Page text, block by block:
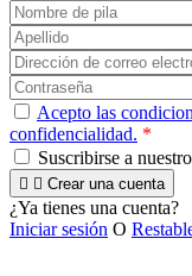
Acepto las
confidencialidad. *
Suscribirse a
  Crear una cuenta
¿Ya tienes una cuenta?
Iniciar sesión O